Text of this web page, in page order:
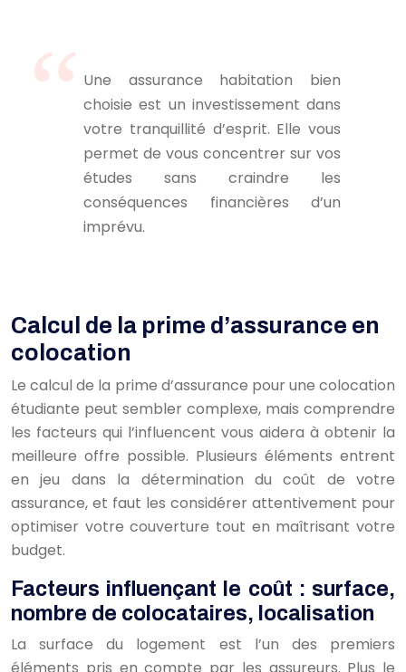
Une assurance habitation bien
choisie est un investissement dans
votre tranquillité d’esprit. Elle vous
permet de vous concentrer sur vos
études sans craindre les
conséquences financières d’un
imprévu.
Calcul de la prime d’assurance en
colocation
Le calcul de la prime d’assurance pour une colocation
étudiante peut sembler complexe, mais comprendre
les facteurs qui l’influencent vous aidera à obtenir la
meilleure offre possible. Plusieurs éléments entrent
en jeu dans la détermination du coût de votre
assurance, et faut les considérer attentivement pour
optimiser votre couverture tout en maîtrisant votre
budget.
Facteurs influençant le coût : surface,
nombre de colocataires, localisation
La surface du logement est l’un des premiers